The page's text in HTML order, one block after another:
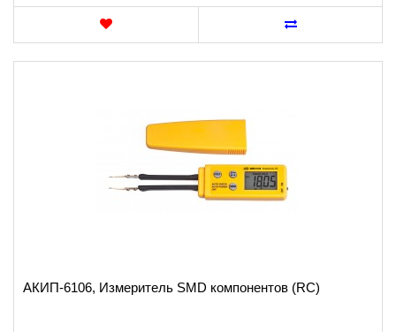
АКИП-6106, Измеритель SMD компонентов (RC)